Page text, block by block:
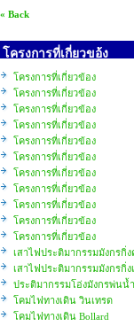
« Back
โครงการที่เกี่ยวขอ้ง
โครงการที่เกี่ยวข้อง
โครงการที่เกี่ยวข้อง
โครงการที่เกี่ยวข้อง
โครงการที่เกี่ยวข้อง
โครงการที่เกี่ยวข้อง
โครงการที่เกี่ยวข้อง
โครงการที่เกี่ยวข้อง
โครงการที่เกี่ยวข้อง
โครงการที่เกี่ยวข้อง
โครงการที่เกี่ยวข้อง
โครงการที่เกี่ยวข้อง
เสาไฟประติมากรรมมังกรกิ่ง
เสาไฟประติมากรรมมังกรกิ่ง
ประติมากรรมโอ่งมังกรพ่นน้ำ
โคมไฟทางเดิน วินเทรด
โคมไฟทางเดิน Bollard